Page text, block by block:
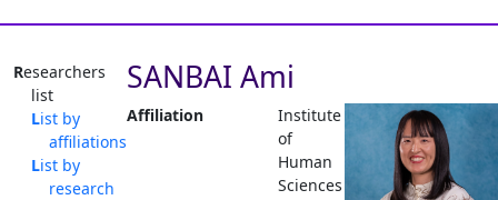
Researchers
list
List by
affiliations
List by
research
SANBAI Ami
Affiliation
Institute
of
Human
Sciences